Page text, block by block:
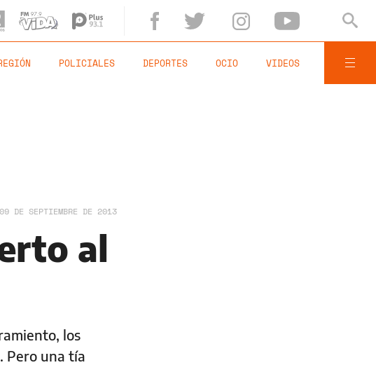
POLICIALES DEPORTES OCIO VIDEOS
09 DE SEPTIEMBRE DE 2013
al
los
Pero una tía